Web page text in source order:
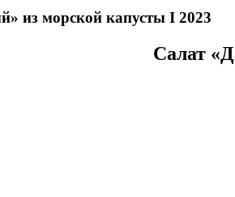
из морской капусты Ι 2023
Cалат